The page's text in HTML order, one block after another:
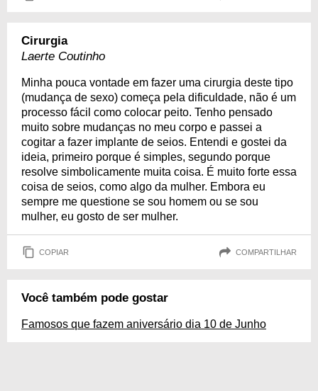
Cirurgia
Laerte Coutinho
Minha pouca vontade em fazer uma cirurgia deste tipo
(mudança de sexo) começa pela dificuldade, não é um
processo fácil como colocar peito. Tenho pensado
muito sobre mudanças no meu corpo e passei a
cogitar a fazer implante de seios. Entendi e gostei da
ideia, primeiro porque é simples, segundo porque
resolve simbolicamente muita coisa. É muito forte essa
coisa de seios, como algo da mulher. Embora eu
sempre me questione se sou homem ou se sou
mulher, eu gosto de ser mulher.
COPIAR COMPARTILHAR
Você também pode gostar
Famosos que fazem aniversário dia 10 de Junho